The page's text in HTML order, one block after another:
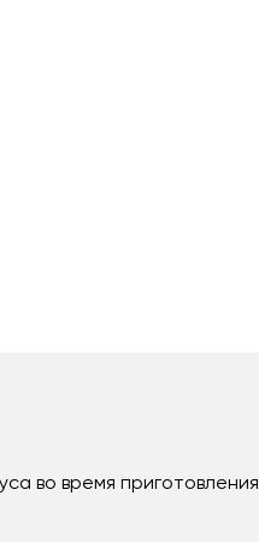
во время приготовления